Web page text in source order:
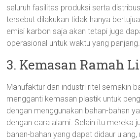
seluruh fasilitas produksi serta
tersebut dilakukan tidak hanya
emisi karbon saja akan tetapi juga
operasional untuk waktu yang panjang.
3. Kemasan Ramah
Manufaktur dan industri ritel semakin
mengganti kemasan plastik untuk
dengan menggunakan bahan-bahan
dengan cara alami. Selain itu mereka
bahan-bahan yang dapat didaur